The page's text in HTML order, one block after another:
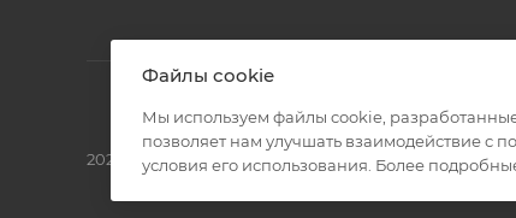
2026 © Полиграф кит - интернет-магазин
Файлы cookie
Мы используем файлы cookie,
позволяет нам улучшать взаимодействие с
условия его использования. Более